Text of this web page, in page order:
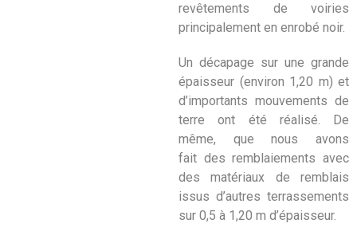
revêtements de voiries
principalement en enrobé noir.
Un décapage sur une grande
épaisseur (environ 1,20 m) et
d’importants mouvements de
terre ont été réalisé. De
même, que nous avons
fait des remblaiements avec
des matériaux de remblais
issus d’autres terrassements
sur 0,5 à 1,20 m d’épaisseur.